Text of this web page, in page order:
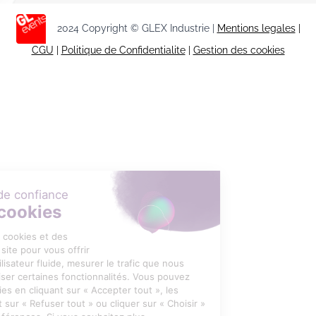
2024 Copyright © GLEX Industrie | Mentions legales|
CGU | Politique de Confidentialite| Gestion des cookies